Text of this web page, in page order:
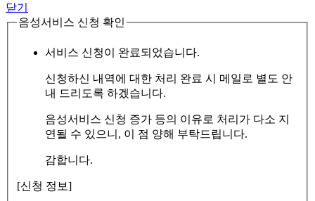
닫기
음성서비스 신청 확인
서비스 신청이 완료되었습니다.
신청하신 내역에 대한 처리 완료 시 메일로 별도 안
내 드리도록 하겠습니다.
음성서비스 신청 증가 등의 이유로 처리가 다소 지
연될 수 있으니, 이 점 양해 부탁드립니다.
감합니다.
[신청 정보]